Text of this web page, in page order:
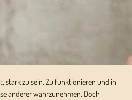
stark zu sein. Zu funktionieren und in
anderer wahrzunehmen. Doch